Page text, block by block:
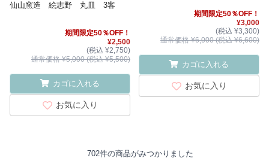
仙山窯造 絵志野 丸皿 3客
期間限定50％OFF！
¥2,500
(税込 ¥2,750)
通常価格 ¥5,000 (税込 ¥5,500)
カゴに入れる
お気に入り
期間限定50％OFF！
¥3,000
(税込 ¥3,300)
通常価格 ¥6,000 (税込 ¥6,600)
カゴに入れる
お気に入り
702件の商品がみつかりました